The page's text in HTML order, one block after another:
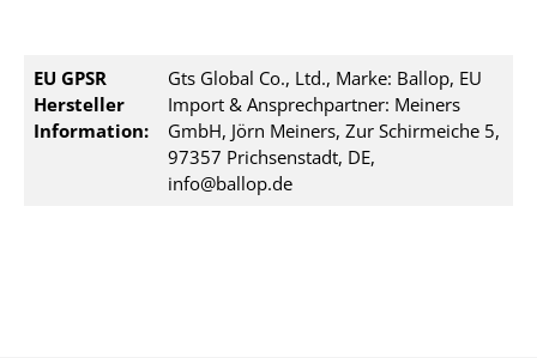
EU GPSR
Hersteller
Information:
Gts Global Co., Ltd., Marke: Ballop, EU
Import & Ansprechpartner: Meiners
GmbH, Jörn Meiners, Zur Schirmeiche 5,
97357 Prichsenstadt, DE,
info@ballop.de